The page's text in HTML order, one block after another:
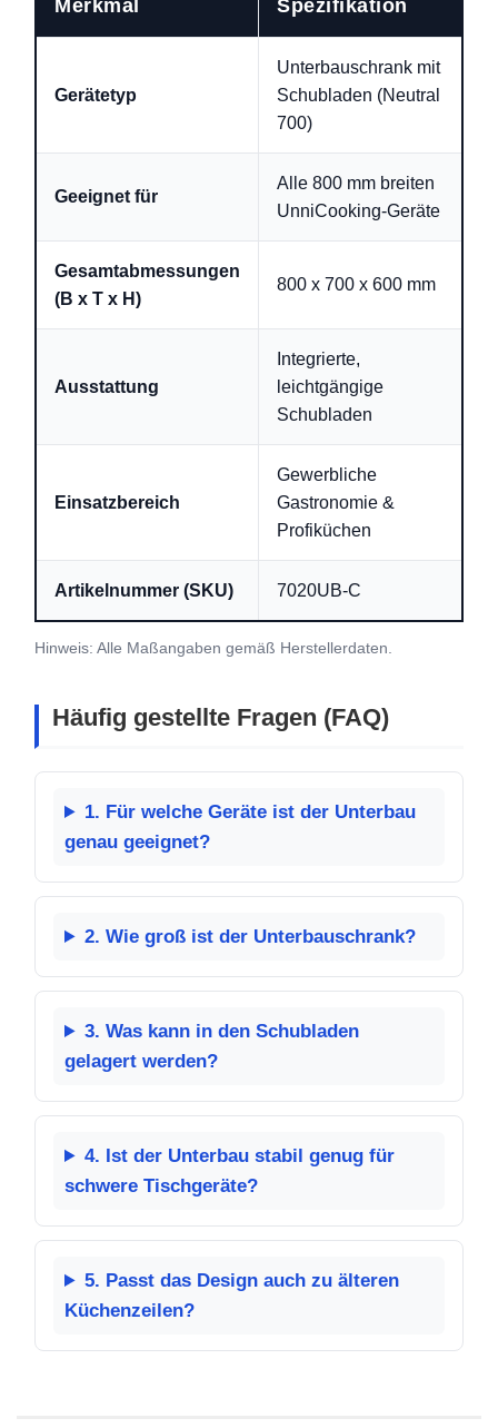
Merkmal Spezifikation
Gerätetyp
Unterbauschrank mit
Schubladen (Neutral
700)
Geeignet für
Alle 800 mm breiten
UnniCooking-Geräte
Gesamtabmessungen
(B x T x H)
800 x 700 x 600 mm
Ausstattung
Integrierte,
leichtgängige
Schubladen
Einsatzbereich
Gewerbliche
Gastronomie &
Profiküchen
Artikelnummer (SKU) 7020UB-C
Hinweis: Alle Maßangaben gemäß Herstellerdaten.
Häufig gestellte Fragen (FAQ)
1. Für welche Geräte ist der Unterbau
genau geeignet?
2. Wie groß ist der Unterbauschrank?
3. Was kann in den Schubladen
gelagert werden?
4. Ist der Unterbau stabil genug für
schwere Tischgeräte?
5. Passt das Design auch zu älteren
Küchenzeilen?